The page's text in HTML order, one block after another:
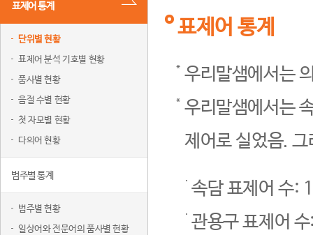
표제어 통계
단위별 현황
표제어 분석 기호별 현황
품사별 현황
음절 수별 현황
첫 자모별 현황
다의어 현황
범주별 통계
범주별 현황
일상어와 전문어의 품사별 현황
표제어 통계
우리말샘에서는
우리말샘에서는
제어로 실었음.
속담 표제어 수:
관용구 표제어